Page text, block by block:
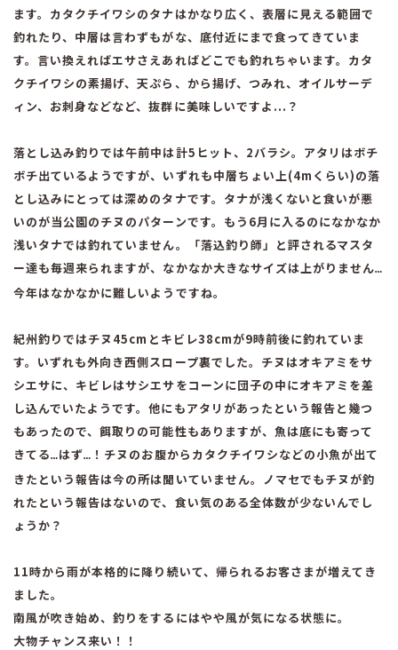
ます。カタクチイワシのタナはかなり広く、表層に見える範囲で
釣れたり、中層は言わずもがな、底付近にまで食ってきていま
す。言い換えればエサさえあればどこでも釣れちゃいます。カタ
クチイワシの素揚げ、天ぷら、から揚げ、つみれ、オイルサーデ
ィン、お刺身などなど、抜群に美味しいですよ...？
落とし込み釣りでは午前中は計5 ヒット、 2バラシ。アタリはボチ
ボチ出ているようですが、いずれも中層ちょい上(4m くらい)の落
とし込みにとっては深めのタナです。タナが浅くないと食いが悪
いのが当公園のチヌのパターンです。もう 6月に入るのになかなか
浅いタナでは釣れていません。「落込釣り師」と評されるマスタ
ー達も毎週来られますが、なかなか大きなサイズは上がりません…
今年はなかなかに難しいようですね。
紀州釣りではチヌ 45cm とキビレ38cmが9時前後に釣れていま
す。いずれも外向き西側スロープ裏でした。チヌはオキアミをサ
シエサに、キビレはサシエサをコーンに団子の中にオキアミを差
し込んでいたようです。他にもアタリがあったという報告と幾つ
もあったので、餌取りの可能性もありますが、魚は底にも寄って
きてる…はず… ！チヌのお腹からカタクチイワシなどの小魚が出て
きたという報告は今の所は聞いていません。ノマセでもチヌが釣
れたという報告はないので、食い気のある全体数が少ないんでし
ょうか？
11時から雨が本格的に降り続いて、帰られるお客さまが増えてき
ました。
南風が吹き始め、釣りをするにはやや風が気になる状態に。
大物チャンス来い！！